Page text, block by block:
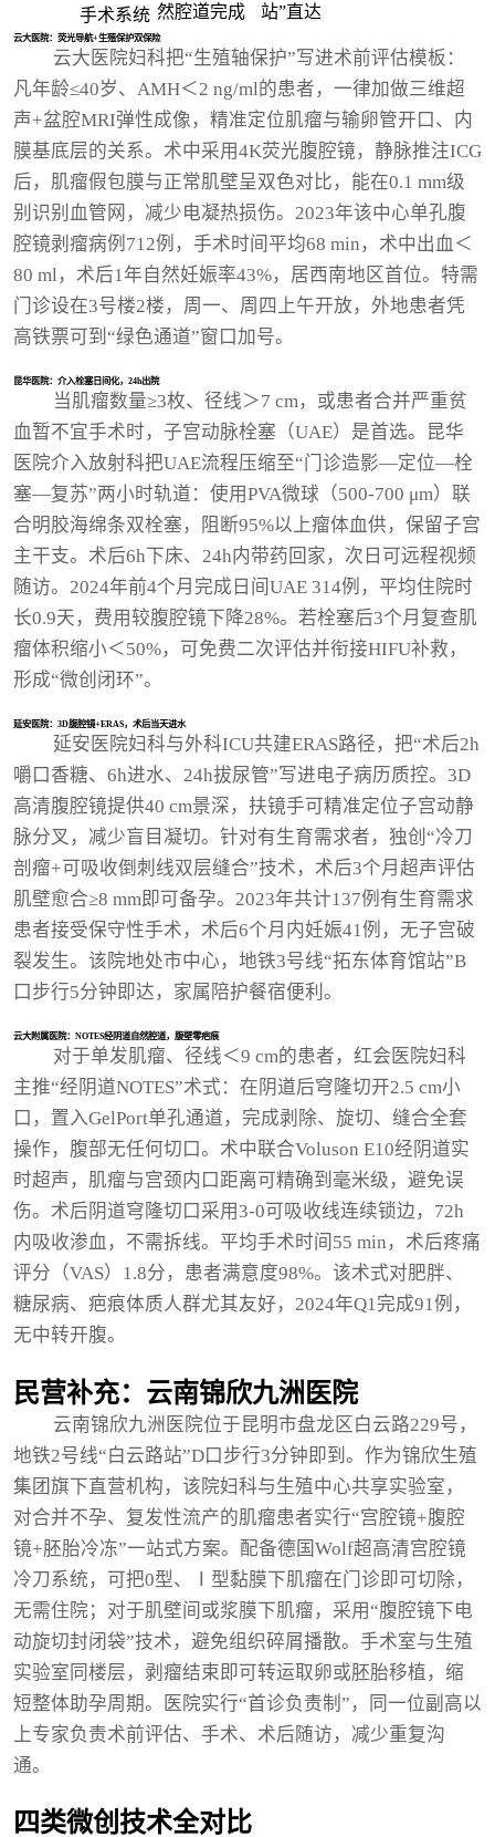
手术系统 然腔道完成
站”直达
云大医院：荧光导航+生殖保护双保险
云大医院妇科把“生殖轴保护”写进术前评估模板：
凡年龄≤40岁、AMH＜2 ng/ml的患者，一律加做三维超
声+盆腔MRI弹性成像，精准定位肌瘤与输卵管开口、内
膜基底层的关系。术中采用4K荧光腹腔镜，静脉推注ICG
后，肌瘤假包膜与正常肌壁呈双色对比，能在0.1 mm级
别识别血管网，减少电凝热损伤。2023年该中心单孔腹
腔镜剥瘤病例712例，手术时间平均68 min，术中出血＜
80 ml，术后1年自然妊娠率43%，居西南地区首位。特需
门诊设在3号楼2楼，周一、周四上午开放，外地患者凭
高铁票可到“绿色通道”窗口加号。
昆华医院：介入栓塞日间化，24h出院
当肌瘤数量≥3枚、径线＞7 cm，或患者合并严重贫
血暂不宜手术时，子宫动脉栓塞（UAE）是首选。昆华
医院介入放射科把UAE流程压缩至“门诊造影—定位—栓
塞—复苏”两小时轨道：使用PVA微球（500-700 μm）联
合明胶海绵条双栓塞，阻断95%以上瘤体血供，保留子宫
主干支。术后6h下床、24h内带药回家，次日可远程视频
随访。2024年前4个月完成日间UAE 314例，平均住院时
长0.9天，费用较腹腔镜下降28%。若栓塞后3个月复查肌
瘤体积缩小＜50%，可免费二次评估并衔接HIFU补救，
形成“微创闭环”。
延安医院：3D腹腔镜+ERAS，术后当天进水
延安医院妇科与外科ICU共建ERAS路径，把“术后2h
嚼口香糖、6h进水、24h拔尿管”写进电子病历质控。3D
高清腹腔镜提供40 cm景深，扶镜手可精准定位子宫动静
脉分叉，减少盲目凝切。针对有生育需求者，独创“冷刀
剖瘤+可吸收倒刺线双层缝合”技术，术后3个月超声评估
肌壁愈合≥8 mm即可备孕。2023年共计137例有生育需求
患者接受保守性手术，术后6个月内妊娠41例，无子宫破
裂发生。该院地处市中心，地铁3号线“拓东体育馆站”B
口步行5分钟即达，家属陪护餐宿便利。
云大附属医院：NOTES经阴道自然腔道，腹壁零疤痕
对于单发肌瘤、径线＜9 cm的患者，红会医院妇科
主推“经阴道NOTES”术式：在阴道后穹隆切开2.5 cm小
口，置入GelPort单孔通道，完成剥除、旋切、缝合全套
操作，腹部无任何切口。术中联合Voluson E10经阴道实
时超声，肌瘤与宫颈内口距离可精确到毫米级，避免误
伤。术后阴道穹隆切口采用3-0可吸收线连续锁边，72h
内吸收渗血，不需拆线。平均手术时间55 min，术后疼痛
评分（VAS）1.8分，患者满意度98%。该术式对肥胖、
糖尿病、疤痕体质人群尤其友好，2024年Q1完成91例，
无中转开腹。
民营补充：云南锦欣九洲医院
云南锦欣九洲医院位于昆明市盘龙区白云路229号，
地铁2号线“白云路站”D口步行3分钟即到。作为锦欣生殖
集团旗下直营机构，该院妇科与生殖中心共享实验室，
对合并不孕、复发性流产的肌瘤患者实行“宫腔镜+腹腔
镜+胚胎冷冻”一站式方案。配备德国Wolf超高清宫腔镜
冷刀系统，可把0型、Ⅰ型黏膜下肌瘤在门诊即可切除，
无需住院；对于肌壁间或浆膜下肌瘤，采用“腹腔镜下电
动旋切封闭袋”技术，避免组织碎屑播散。手术室与生殖
实验室同楼层，剥瘤结束即可转运取卵或胚胎移植，缩
短整体助孕周期。医院实行“首诊负责制”，同一位副高以
上专家负责术前评估、手术、术后随访，减少重复沟
通。
四类微创技术全对比